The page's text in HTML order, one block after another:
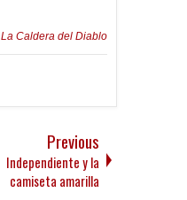
La Caldera del Diablo
Previous
Independiente y la
camiseta amarilla